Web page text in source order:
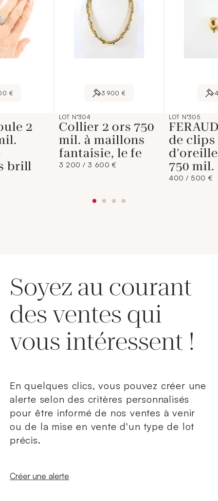
€
2
brill
3 900 €
LOT N°304
Collier 2 ors 750
mil. à maillons
fantaisie, le fe
3 200 / 3 600 €
LOT N°305
de clips
750 mil.
400 / 500 €
Soyez au courant
des ventes qui
vous intéressent !
En quelques clics, vous pouvez créer une
alerte selon des critères personnalisés
pour être informé de nos ventes à venir
ou de la mise en vente d'un type de lot
précis.
Nouvelle fenêtre
Créer une alerte